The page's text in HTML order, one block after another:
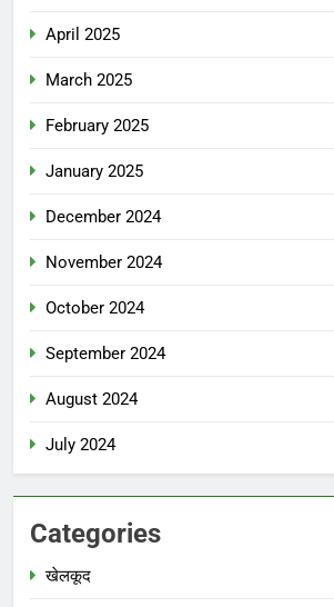
April 2025
March 2025
February 2025
January 2025
December 2024
November 2024
October 2024
September 2024
August 2024
July 2024
Categories
खेलकूद